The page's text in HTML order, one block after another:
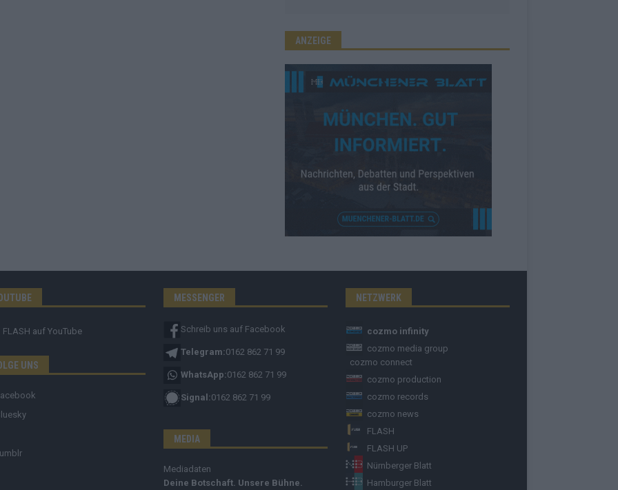
ANZEIGE
FLASH auf YouTube
UNS
MESSENGER
Schreib uns auf Facebook
Telegram:0162 862 71 99
WhatsApp:0162 862 71 99
Signal:0162 862 71 99
MEDIA
Mediadaten
Deine Botschaft. Unsere Bühne.
NETZWERK
cozmo infinity
cozmo media group
cozmo connect
cozmo production
cozmo records
cozmo news
FLASH
FLASH UP
Nürnberger Blatt
Hamburger Blatt